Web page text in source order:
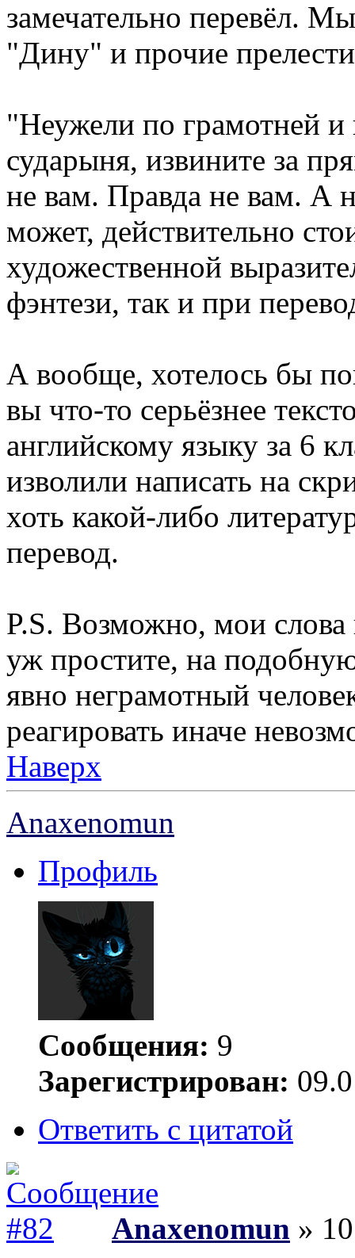
замечательно перевёл.
"Дину" и прочие
"Неужели по грамотней и
сударыня, извините за
не вам. Правда не вам. А
может, действительно
художественной
фэнтези, так и при
А вообще, хотелось бы
вы что-то серьёзнее
английскому языку за 6
изволили написать на
хоть какой-либо
перевод.
P.S. Возможно, мои
уж простите, на
явно неграмотный
реагировать иначе
Наверх
Anaxenomun
Профиль
Сообщения: 9
Зарегистрирован:
Ответить с цитатой
Anaxenomun »